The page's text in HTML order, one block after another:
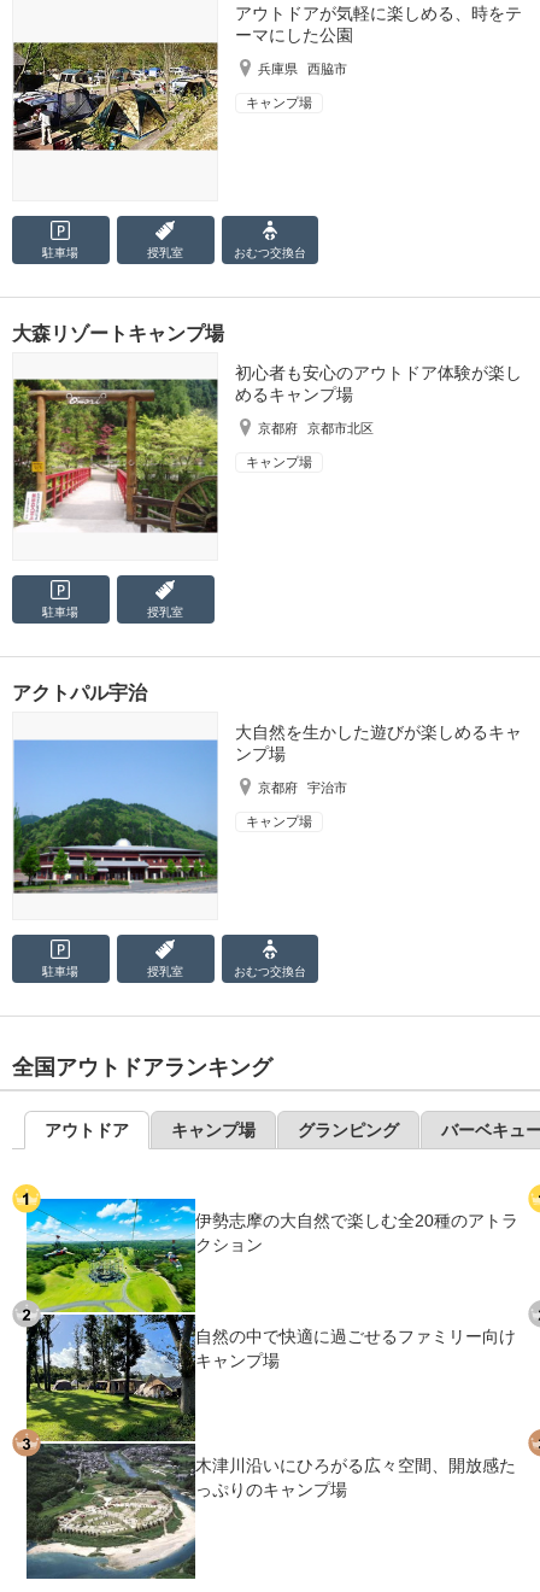
アウトドアが気軽に楽しめる、時をテ
ーマにした公園
兵庫県 西脇市
キャンプ場
駐車場 授乳室 おむつ交換台
大森リゾートキャンプ場
初心者も安心のアウトドア体験が楽し
めるキャンプ場
京都府 京都市北区
キャンプ場
駐車場 授乳室
アクトパル宇治
大自然を生かした遊びが楽しめるキャ
ンプ場
京都府 宇治市
キャンプ場
駐車場 授乳室 おむつ交換台
全国アウトドアランキング
アウトドア キャンプ場 グランピング バーベキュ
伊勢志摩の大自然で楽しむ全20種のアトラ
クション
自然の中で快適に過ごせるファミリー向け
キャンプ場
木津川沿いにひろがる広々空間、開放感た
っぷりのキャンプ場